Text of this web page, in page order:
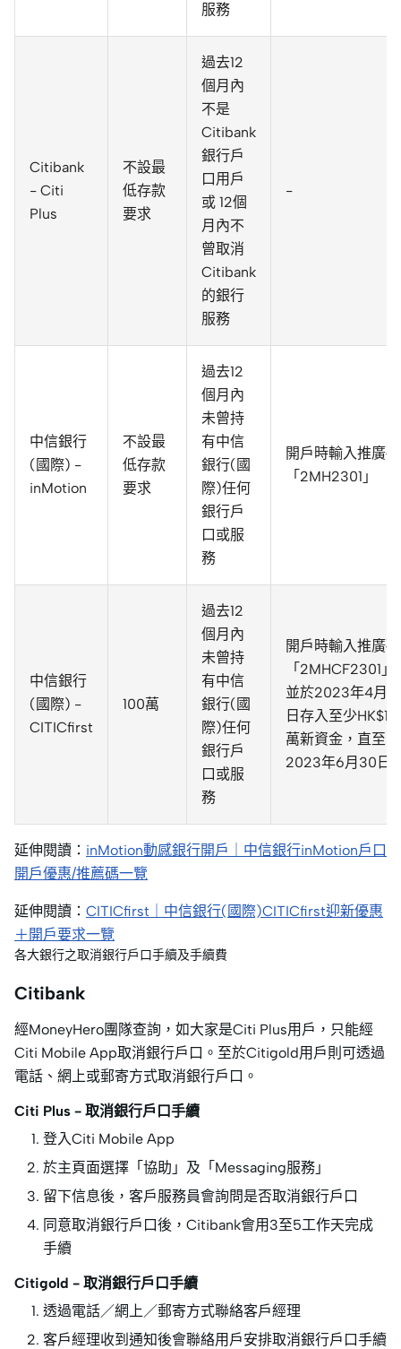
服務
Citibank
- Citi
Plus
不設最
低存款
要求
過去12
個月內
不是
Citibank
銀行戶
口用戶
或 12個
月內不
曾取消
Citibank
的銀行
服務
-
中信銀行
(國際) -
inMotion
不設最
低存款
要求
過去12
個月內
未曾持
有中信
銀行(國
際)任何
銀行戶
口或服
務
開戶時輸入推廣碼
「2MH2301」
中信銀行
(國際) -
CITICfirst
100萬
過去12
個月內
未曾持
有中信
銀行(國
際)任何
銀行戶
口或服
務
開戶時輸入推廣碼
「2MHCF2301」
並於2023年4月
日存入至少
萬新資金，直至
2023年6月30日
延伸閱讀： inMotion動感銀行開戶｜中信銀行inMotion戶口
開戶優惠/推薦碼一覽
延伸閱讀： CITICfirst｜中信銀行(國際)CITICfirst迎新優惠
＋開戶要求一覽
各大銀行之取消銀行戶口手續及手續費
Citibank
經MoneyHero團隊查詢，如大家是Citi Plus用戶，只能經
Citi Mobile App取消銀行戶口。至於Citigold用戶則可透過
電話、網上或郵寄方式取消銀行戶口。
Citi Plus - 取消銀行戶口手續
登入Citi Mobile App
於主頁面選擇「協助」及「Messaging服務」
留下信息後，客戶服務員會詢問是否取消銀行戶口
同意取消銀行戶口後，Citibank會用3至5工作天完成
手續
Citigold - 取消銀行戶口手續
透過電話／網上／郵寄方式聯絡客戶經理
客戶經理收到通知後會聯絡用戶安排取消銀行戶口手續